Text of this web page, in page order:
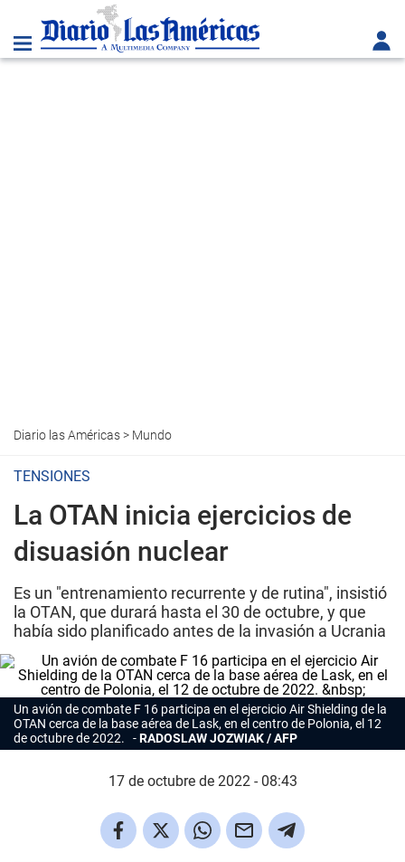
Diario las Américas> Mundo
TENSIONES
La OTAN inicia ejercicios de
disuasión nuclear
Es un "entrenamiento recurrente y de rutina", insistió
la OTAN, que durará hasta el 30 de octubre, y que
había sido planificado antes de la invasión a Ucrania
Un avión de combate F 16 participa en el ejercicio Air Shielding de la
OTAN cerca de la base aérea de Lask, en el centro de Polonia, el 12
de octubre de 2022.
RADOSLAW JOZWIAK / AFP
17 de octubre de 2022 - 08:43